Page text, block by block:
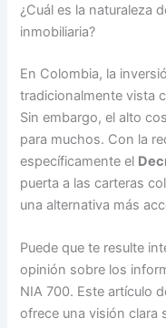
¿Cuál es la naturaleza
inmobiliaria?
En Colombia, la
tradicionalmente vista
Sin embargo, el alto
para muchos. Con la
específicamente el
puerta a las carteras
una alternativa más
Puede que te resulte
opinión sobre los
NIA 700. Este artículo
ofrece una visión clara